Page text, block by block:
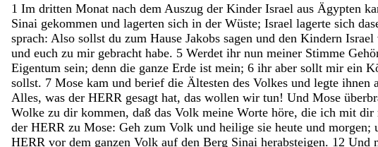
1 Im dritten Monat nach dem Auszug der Kinder Israel aus Ägypten
Sinai gekommen und lagerten sich in der Wüste; Israel lagerte sich
sprach: Also sollst du zum Hause Jakobs sagen und den Kindern Israel
und euch zu mir gebracht habe. 5 Werdet ihr nun meiner Stimme
Eigentum sein; denn die ganze Erde ist mein; 6 ihr aber sollt mir ein
sollst. 7 Mose kam und berief die Ältesten des Volkes und legte ihnen
Alles, was der HERR gesagt hat, das wollen wir tun! Und Mose
Wolke zu dir kommen, daß das Volk meine Worte höre, die ich mit dir
der HERR zu Mose: Geh zum Volk und heilige sie heute und morgen;
HERR vor dem ganzen Volk auf den Berg Sinai herabsteigen. 12 Und